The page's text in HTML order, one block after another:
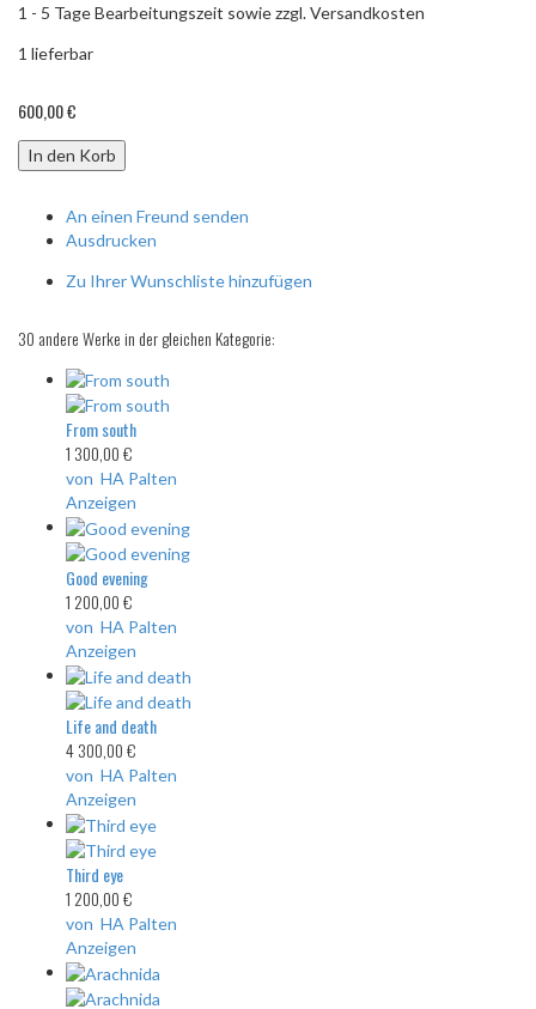
1 - 5 Tage Bearbeitungszeit sowie zzgl. Versandkosten
1 lieferbar
600,00 €
In den Korb
An einen Freund senden
Ausdrucken
Zu Ihrer Wunschliste hinzufügen
30 andere Werke in der gleichen Kategorie:
From south
1 300,00 €
von HA Palten
Anzeigen
Good evening
1 200,00 €
von HA Palten
Anzeigen
Life and death
4 300,00 €
von HA Palten
Anzeigen
Third eye
1 200,00 €
von HA Palten
Anzeigen